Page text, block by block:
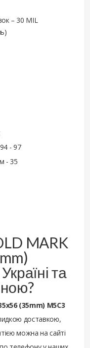
– 30 MIL
- 97
- 35
MARK
та
(35mm) M5C3
доставкою,
можна на сайті